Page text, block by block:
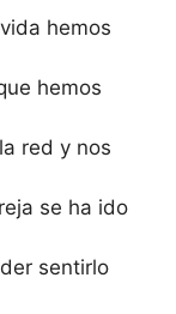
hemos
hemos
red y nos
se ha ido
sentirlo